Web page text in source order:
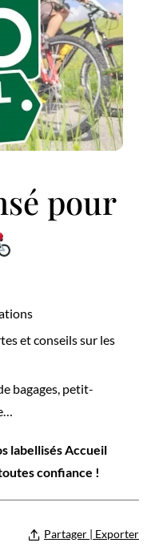
pour
et conseils sur les
bagages, petit-
labellisés Accueil
confiance !
Partager | Exporter